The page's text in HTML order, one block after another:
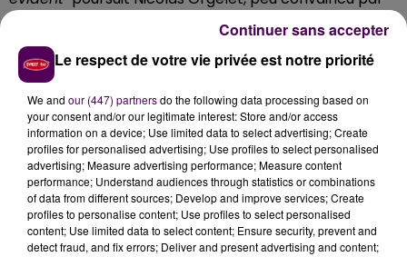
les contreparties exposées par les porteurs du projet.
"On nous parle de sélection des arbres qui seront
coupés, d’installation de nichoirs à oiseau...".Pour
Yves-Marie Hahusseau, c’est bien ce qui est le plus
choquant : "On sait l’importance de la forêt pour le
maintien du climat".Sans compter que"nous, à
Saint-Laurent, on nous limite à 350 ou 500 mètres
carrés de terrain pour une construction. C’est
contradictoire. Il y a deux poids, deux mesures !".
Le respect de votre vie privée est notre priorité
We and our (447) partnersdo the following data processing based on
your consent and/or our legitimate interest: Store and/or access
information on a device; Use limited data to select advertising; Create
profiles for personalised advertising; Use profiles to select personalised
advertising; Measure advertising performance; Measure content
performance; Understand audiences through statistics or combinations
of data from different sources; Develop and improve services; Create
profiles to personalise content; Use profiles to select personalised
content; Use limited data to select content; Ensure security, prevent and
detect fraud, and fix errors; Deliver and present advertising and content;
Continuer sans accepter